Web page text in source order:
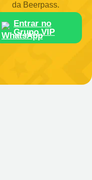
da Beerpass.
Entrar no
Grupo VIP